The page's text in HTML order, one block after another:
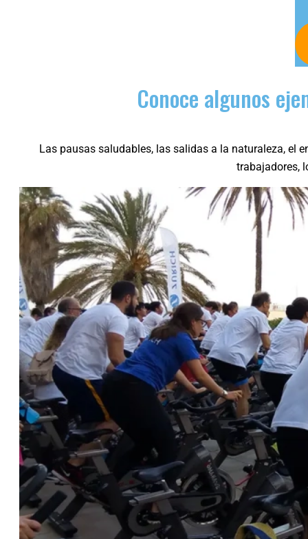
Conoce algunos
Las pausas saludables, las salidas a la naturaleza, el
trabajadores,